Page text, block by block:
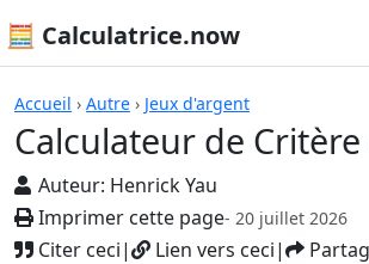
🧮 Calculatrice.now
Accueil › Autre › Jeux d'argent
Calculateur de
Auteur: Henrick Yau
Imprimer cette page- 20 juillet 2026
Citer ceci| Lien vers ceci|
Calculatrices